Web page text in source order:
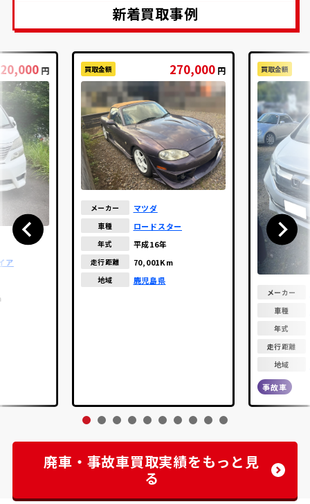
新着買取事例
円
ア
買取金額 270,000 円
メーカー マツダ
車種 ロードスター
年式 平成16年
走行距離 70,001Km
地域 鹿児島県
買取金額
メーカー
車種
年式
走行距離
地域
事故車
廃車・事故車買取実績をもっと見
る